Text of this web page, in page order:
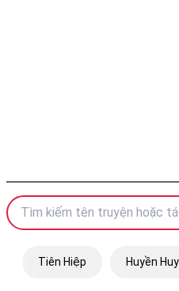
Tiên Hiệp Huyền